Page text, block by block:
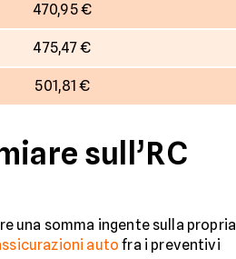
470,95 €
475,47 €
501,81 €
sull’RC
una somma ingente sulla propria
auto fra i preventivi